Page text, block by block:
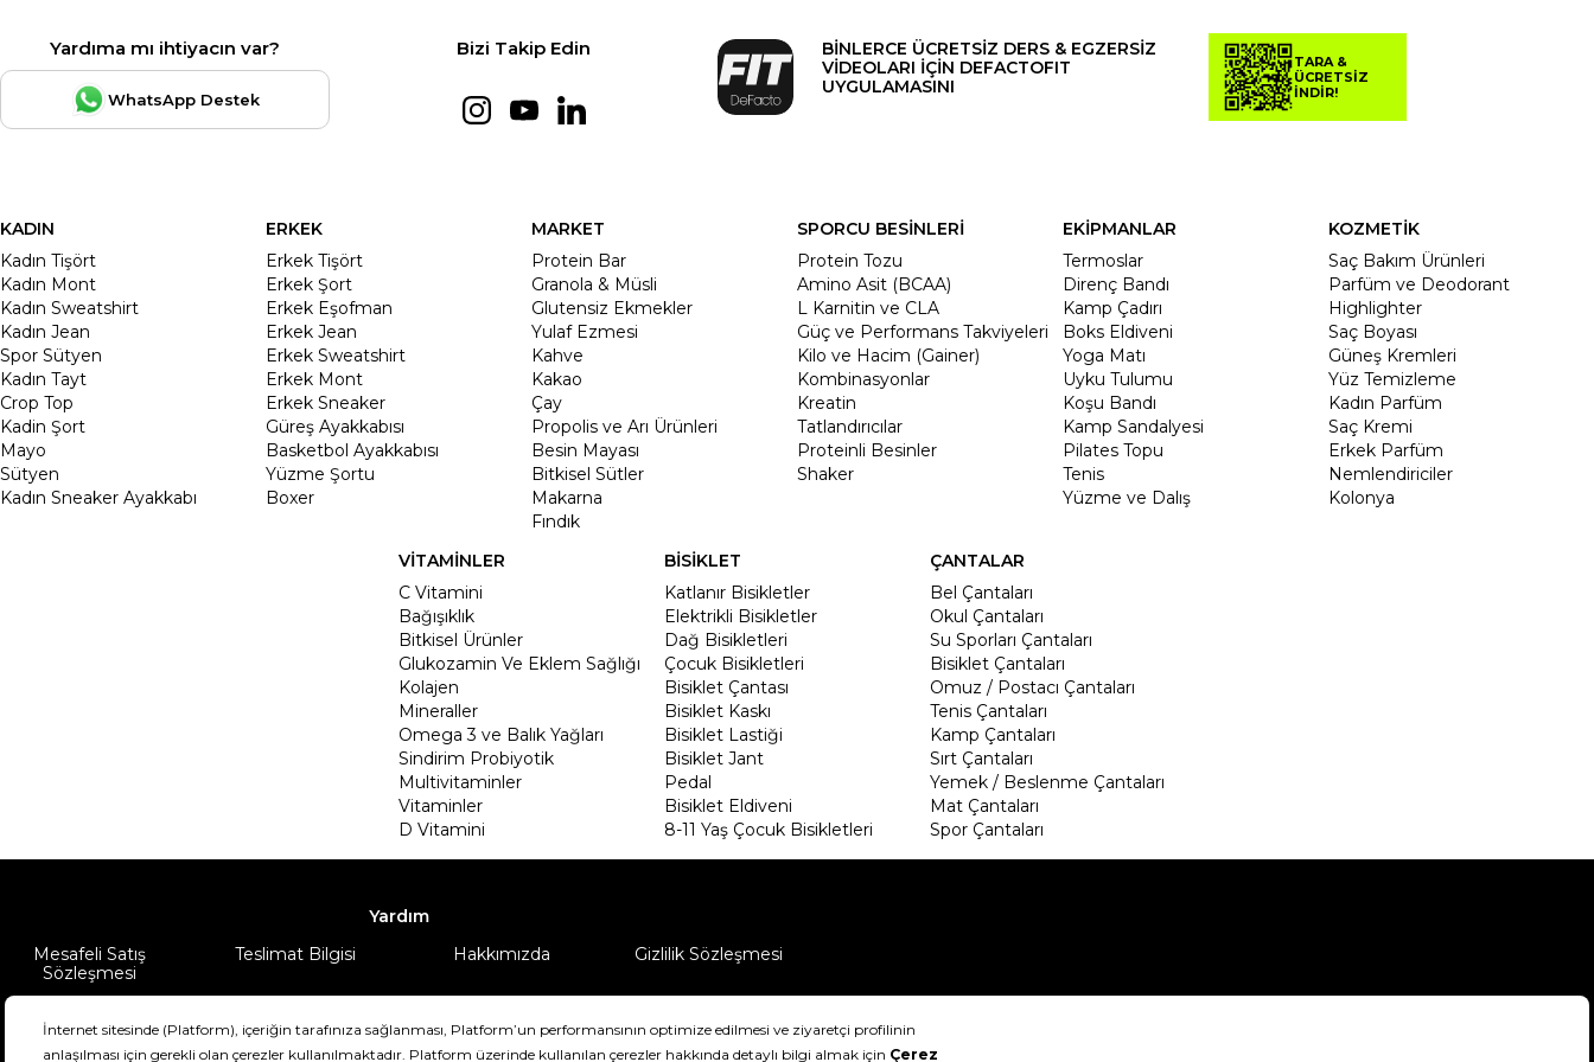
Yardıma mı ihtiyacın var?
WhatsApp Destek
Bizi Takip Edin
BİNLERCE ÜCRETSİZ DERS & EGZERSİZ
VİDEOLARI İÇİN DEFACTOFIT
UYGULAMASINI
TARA &
ÜCRETSİZ
İNDİR!
KADIN
Kadın Tişört
Kadın Mont
Kadın Sweatshirt
Kadın Jean
Spor Sütyen
Kadın Tayt
Crop Top
Kadin Şort
Mayo
Sütyen
Kadın Sneaker Ayakkabı
ERKEK
Erkek Tişört
Erkek Şort
Erkek Eşofman
Erkek Jean
Erkek Sweatshirt
Erkek Mont
Erkek Sneaker
Güreş Ayakkabısı
Basketbol Ayakkabısı
Yüzme Şortu
Boxer
MARKET
Protein Bar
Granola & Müsli
Glutensiz Ekmekler
Yulaf Ezmesi
Kahve
Kakao
Çay
Propolis ve Arı Ürünleri
Besin Mayası
Bitkisel Sütler
Makarna
Fındık
SPORCU BESİNLERİ
Protein Tozu
Amino Asit (BCAA)
L Karnitin ve CLA
Güç ve Performans Takviyeleri
Kilo ve Hacim (Gainer)
Kombinasyonlar
Kreatin
Tatlandırıcılar
Proteinli Besinler
Shaker
EKİPMANLAR
Termoslar
Direnç Bandı
Kamp Çadırı
Boks Eldiveni
Yoga Matı
Uyku Tulumu
Koşu Bandı
Kamp Sandalyesi
Pilates Topu
Tenis
Yüzme ve Dalış
KOZMETİK
Saç Bakım Ürünleri
Parfüm ve Deodorant
Highlighter
Saç Boyası
Güneş Kremleri
Yüz Temizleme
Kadın Parfüm
Saç Kremi
Erkek Parfüm
Nemlendiriciler
Kolonya
VİTAMİNLER
C Vitamini
Bağışıklık
Bitkisel Ürünler
Glukozamin Ve Eklem Sağlığı
Kolajen
Mineraller
Omega 3 ve Balık Yağları
Sindirim Probiyotik
Multivitaminler
Vitaminler
D Vitamini
BİSİKLET
Katlanır Bisikletler
Elektrikli Bisikletler
Dağ Bisikletleri
Çocuk Bisikletleri
Bisiklet Çantası
Bisiklet Kaskı
Bisiklet Lastiği
Bisiklet Jant
Pedal
Bisiklet Eldiveni
8-11 Yaş Çocuk Bisikletleri
ÇANTALAR
Bel Çantaları
Okul Çantaları
Su Sporları Çantaları
Bisiklet Çantaları
Omuz / Postacı Çantaları
Tenis Çantaları
Kamp Çantaları
Sırt Çantaları
Yemek / Beslenme Çantaları
Mat Çantaları
Spor Çantaları
Yardım
Mesafeli Satış
Sözleşmesi
Teslimat Bilgisi Hakkımızda Gizlilik Sözleşmesi